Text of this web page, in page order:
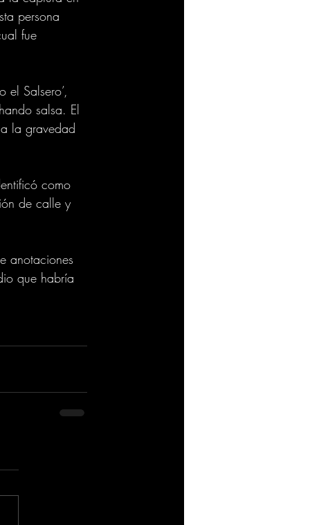
persona
fue
el Salsero’,
salsa. El
la gravedad
como
de calle y
anotaciones
que habría